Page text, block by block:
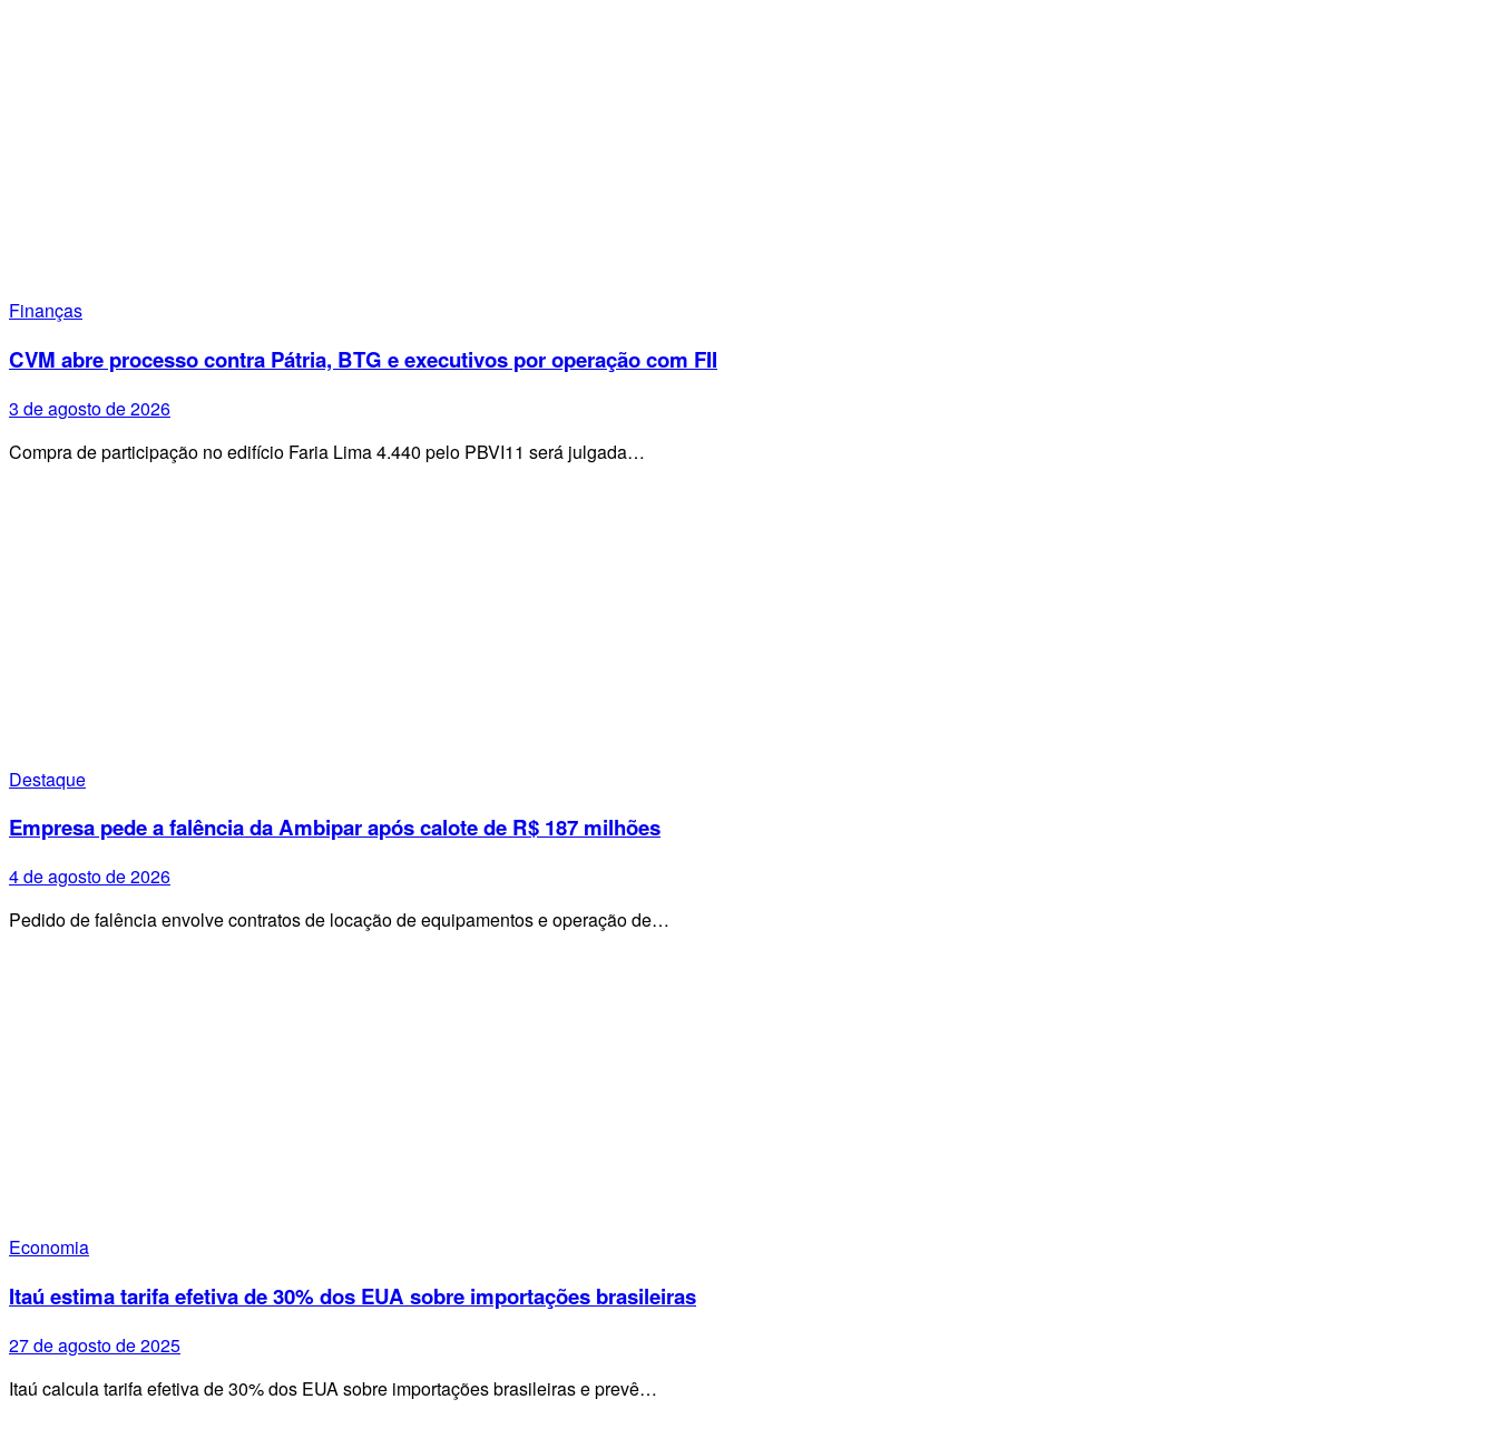
Finanças
CVM abre processo contra Pátria, BTG e executivos por operação com FII
3 de agosto de 2026
Compra de participação no edifício Faria Lima 4.440 pelo PBVI11 será julgada…
Destaque
Empresa pede a falência da Ambipar após calote de R$ 187 milhões
4 de agosto de 2026
Pedido de falência envolve contratos de locação de equipamentos e operação de…
Economia
Itaú estima tarifa efetiva de 30% dos EUA sobre importações brasileiras
27 de agosto de 2025
Itaú calcula tarifa efetiva de 30% dos EUA sobre importações brasileiras e prevê…